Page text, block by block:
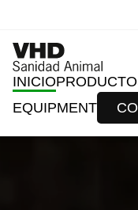
INICIO
EQUIPMENT